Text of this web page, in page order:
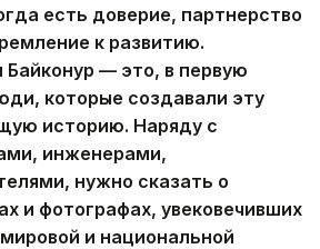
есть доверие, партнерство
к развитию.
— это, в первую
которые создавали эту
историю. Наряду с
инженерами,
нужно сказать о
и фотографах, увековечивших
и национальной